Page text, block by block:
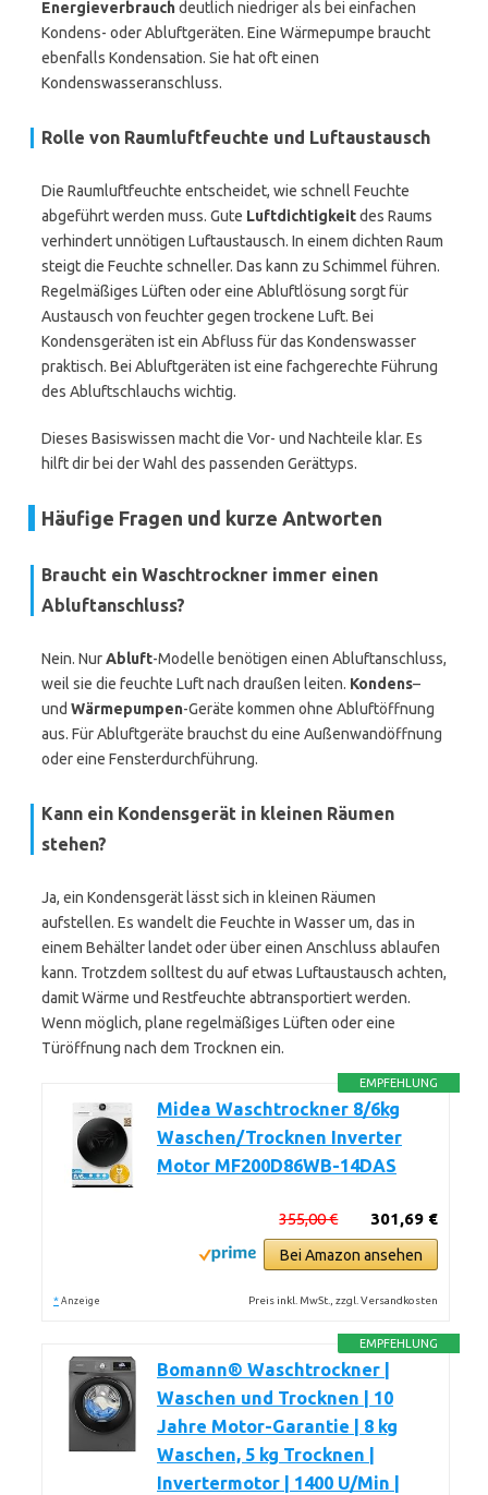
Energieverbrauchdeutlich niedriger als bei einfachen
Kondens- oder Abluftgeräten. Eine Wärmepumpe braucht
ebenfalls Kondensation. Sie hat oft einen
Kondenswasseranschluss.
Rolle von Raumluftfeuchte und Luftaustausch
Die Raumluftfeuchte entscheidet, wie schnell Feuchte
abgeführt werden muss. Gute Luftdichtigkeitdes Raums
verhindert unnötigen Luftaustausch. In einem dichten Raum
steigt die Feuchte schneller. Das kann zu Schimmel führen.
Regelmäßiges Lüften oder eine Abluftlösung sorgt für
Austausch von feuchter gegen trockene Luft. Bei
Kondensgeräten ist ein Abfluss für das Kondenswasser
praktisch. Bei Abluftgeräten ist eine fachgerechte Führung
des Abluftschlauchs wichtig.
Dieses Basiswissen macht die Vor- und Nachteile klar. Es
hilft dir bei der Wahl des passenden Gerättyps.
Häufige Fragen und kurze Antworten
Braucht ein Waschtrockner immer einen
Abluftanschluss?
Nein. NurAbluft-Modelle benötigen einen Abluftanschluss,
weil sie die feuchte Luft nach draußen leiten. Kondens–
und Wärmepumpen-Geräte kommen ohne Abluftöffnung
aus. Für Abluftgeräte brauchst du eine Außenwandöffnung
oder eine Fensterdurchführung.
Kann ein Kondensgerät in kleinen Räumen
stehen?
Ja, ein Kondensgerät lässt sich in kleinen Räumen
aufstellen. Es wandelt die Feuchte in Wasser um, das in
einem Behälter landet oder über einen Anschluss ablaufen
kann. Trotzdem solltest du auf etwas Luftaustausch achten,
damit Wärme und Restfeuchte abtransportiert werden.
Wenn möglich, plane regelmäßiges Lüften oder eine
Türöffnung nach dem Trocknen ein.
EMPFEHLUNG
Midea Waschtrockner 8/6kg
Waschen/Trocknen Inverter
Motor MF200D86WB-14DAS
301,69 €
355,00 €
Bei Amazon ansehen
* Anzeige Preis inkl. MwSt., zzgl. Versandkosten
EMPFEHLUNG
Bomann® Waschtrockner |
Waschen und Trocknen | 10
Jahre Motor-Garantie | 8 kg
Waschen, 5 kg Trocknen |
Invertermotor | 1400 U/Min |